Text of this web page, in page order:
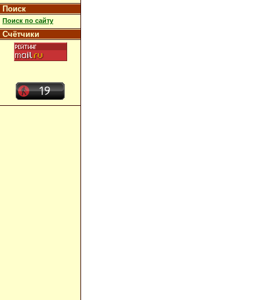
Поиск
Поиск по сайту
Счётчики